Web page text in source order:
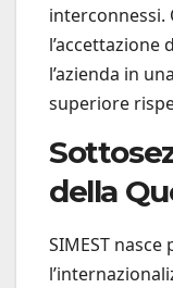
interconnessi.
l’accettazione
l’azienda in
superiore
della
SIMEST